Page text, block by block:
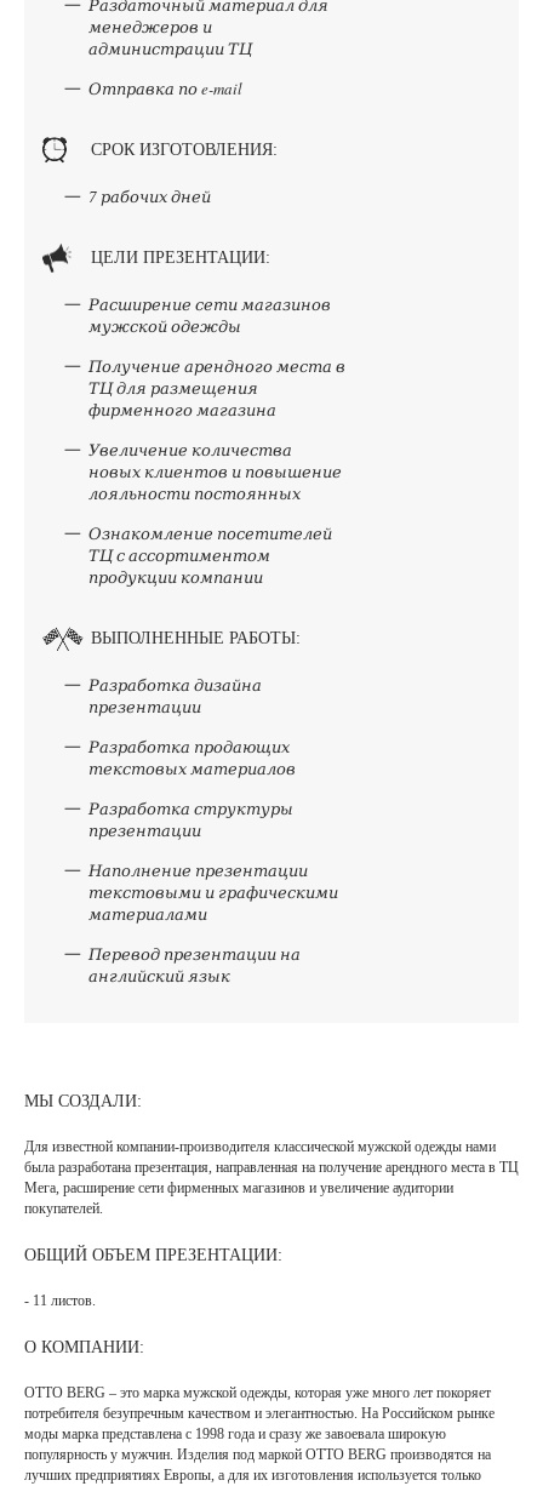
Раздаточный материал для
менеджеров и
администрации ТЦ
Отправка по e-mail
СРОК ИЗГОТОВЛЕНИЯ:
7 рабочих дней
ЦЕЛИ ПРЕЗЕНТАЦИИ:
Расширение сети магазинов
мужской одежды
Получение арендного места в
ТЦ для размещения
фирменного магазина
Увеличение количества
новых клиентов и повышение
лояльности постоянных
Ознакомление посетителей
ТЦ с ассортиментом
продукции компании
ВЫПОЛНЕННЫЕ РАБОТЫ:
Разработка дизайна
презентации
Разработка продающих
текстовых материалов
Разработка структуры
презентации
Наполнение презентации
текстовыми и графическими
материалами
Перевод презентации на
английский язык
МЫ СОЗДАЛИ:
Для известной компании-производителя классической мужской одежды нами
была разработана презентация, направленная на получение арендного места в ТЦ
Мега, расширение сети фирменных магазинов и увеличение аудитории
покупателей.
ОБЩИЙ ОБЪЕМ ПРЕЗЕНТАЦИИ:
- 11 листов.
О КОМПАНИИ:
OTTO BERG – это марка мужской одежды, которая уже много лет покоряет
потребителя безупречным качеством и элегантностью. На Российском рынке
моды марка представлена с 1998 года и сразу же завоевала широкую
популярность у мужчин. Изделия под маркой OTTO BERG производятся на
лучших предприятиях Европы, а для их изготовления используется только